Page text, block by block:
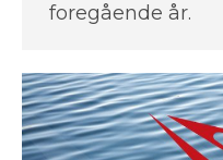
foregående år.